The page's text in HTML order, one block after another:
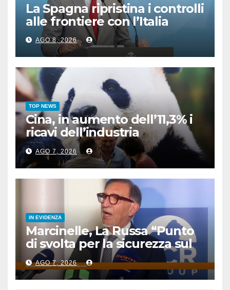
La Spagna ripristina i controlli
alle frontiere con l’Italia
AGO 8, 2026
TOP NEWS
Cina, in aumento dell’11,3% i
ricavi dell’industria
pubblicitaria
AGO 7, 2026
IN EVIDENZA
Marcinelle, La Russa “Punto
di svolta per la sicurezza sul
lavoro”
AGO 7, 2026